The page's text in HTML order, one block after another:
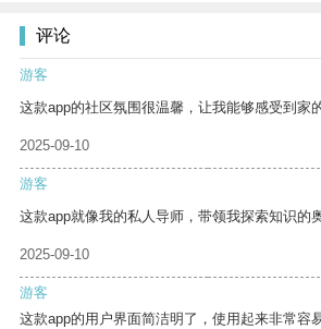
评论
游客
这款app的社区氛围很温馨，让我能够感受到家
2025-09-10
游客
这款app就像我的私人导师，带领我探索知识的奥
2025-09-10
游客
这款app的用户界面简洁明了，使用起来非常容